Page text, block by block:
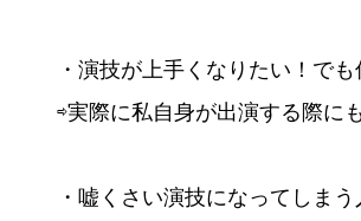
・演技が上手くなりたい！で
⇨実際に私自身が出演する際に
・嘘くさい演技になってしまう